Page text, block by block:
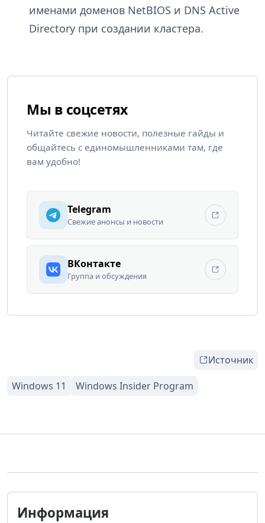
именами доменов NetBIOS и DNS Active
Directory при создании кластера.
Мы в соцсетях
Читайте свежие новости, полезные гайды и
общайтесь с единомышленниками там, где
вам удобно!
Telegram
Свежие анонсы и новости
ВКонтакте
Группа и обсуждения
Источник
Информация